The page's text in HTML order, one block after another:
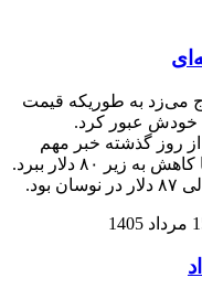
می‌زد به طوریکه قیمت
عبور کرد.
روز گذشته خبر مهم
هفته بود و توانست قیمت نفت برنت را با کاهش به زیر ۸۰ دلار ببرد.
1405